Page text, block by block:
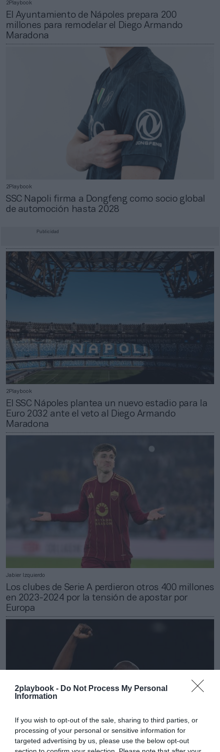
2playbook - Do Not Process My Personal
Information
If you wish to opt-out of the sale, sharing to third parties, or
processing of your personal or sensitive information for
targeted advertising by us, please use the below opt-out
2Playbook
El Ayuntamiento de Nápoles prepara 200
millones para remodelar el Diego Armando
Maradona
2Playbook
SSC Napoli firma a Dongfeng como socio global
de automoción hasta 2028
Publicidad
2Playbook
El SSC Nápoles plantea un nuevo estadio para la
Euro 2032 ante el veto al Diego Armando
Maradona
Jabier Izquierdo
Los clubes de Serie A perdieron otros 400 millones
en 2023-2024 por la tensión de apostar por
Europa